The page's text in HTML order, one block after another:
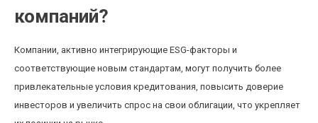
компаний?
Компании, активно интегрирующие ESG-факторы и
соответствующие новым стандартам, могут получить более
привлекательные условия кредитования, повысить доверие
инвесторов и увеличить спрос на свои облигации, что укрепляет